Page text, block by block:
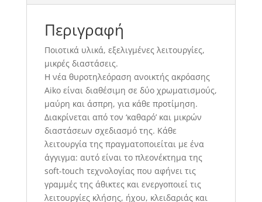
Περιγραφή
Ποιοτικά υλικά, εξελιγμένες λειτουργίες,
μικρές διαστάσεις.
Η νέα θυροτηλεόραση ανοικτής ακρόασης
Aiko είναι διαθέσιμη σε δύο χρωματισμούς,
μαύρη και άσπρη, για κάθε προτίμηση.
Διακρίνεται από τον ‘καθαρό’ και μικρών
διαστάσεων σχεδιασμό της. Κάθε
λειτουργία της πραγματοποιείται με ένα
άγγιγμα: αυτό είναι το πλεονέκτημα της
soft-touch τεχνολογίας που αφήνει τις
γραμμές της άθικτες και ενεργοποιεί τις
λειτουργίες κλήσης, ήχου, κλειδαριάς και